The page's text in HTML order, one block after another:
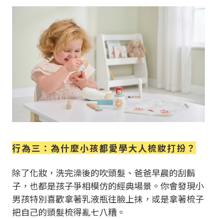
行為三：為什麼小孩都愛學大人梳妝打扮？
除了化妝，洗完澡後的吹頭髮、爸爸早晨的刮鬍
子，也都是孩子爭相模仿的經典場景。你會發現小
男孩特別喜歡拿著乳液瓶往臉上抹，或是拿著梳子
把自己的頭髮梳得亂七八糟。